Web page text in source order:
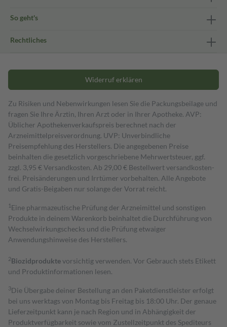
So geht's
Rechtliches
Widerruf erklären
Zu Risiken und Nebenwirkungen lesen Sie die Packungsbeilage und
fragen Sie Ihre Ärztin, Ihren Arzt oder in Ihrer Apotheke. AVP:
Üblicher Apothekenverkaufspreis berechnet nach der
Arzneimittelpreisverordnung. UVP: Unverbindliche
Preisempfehlung des Herstellers. Die angegebenen Preise
beinhalten die gesetzlich vorgeschriebene Mehrwertsteuer, ggf.
zzgl. 3,95 € Versandkosten. Ab 29,00 € Bestell­wert versand­kosten­
frei. Preisänderungen und Irrtümer vorbehalten. Alle Angebote
und Gratis-Beigaben nur solange der Vorrat reicht.
1 Eine pharmazeutische Prüfung der Arzneimittel und sonstigen
Produkte in deinem Warenkorb beinhaltet die Durchführung von
Wechselwirkungschecks und die Prüfung etwaiger
Anwendungshinweise des Herstellers.
2Biozidproduktevorsichtig verwenden. Vor Gebrauch stets Etikett
und Produktinformationen lesen.
3Die Übergabe deiner Bestellung an den Paketdienstleister erfolgt
bei uns werktags von Montag bis Freitag bis 18:00 Uhr. Der genaue
Lieferzeitpunkt kann je nach Region und in Abhängigkeit der
Produktverfügbarkeit sowie vom Zustellzeitpunkt des Spediteurs